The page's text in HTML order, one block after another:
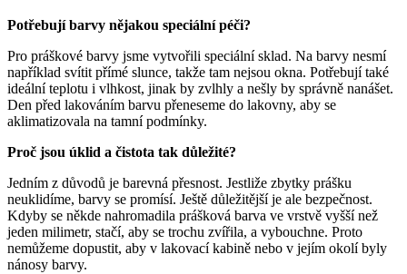
Potřebují barvy nějakou speciální péči?
Pro práškové barvy jsme vytvořili speciální sklad. Na barvy nesmí
například svítit přímé slunce, takže tam nejsou okna. Potřebují také
ideální teplotu i vlhkost, jinak by zvlhly a nešly by správně nanášet.
Den před lakováním barvu přeneseme do lakovny, aby se
aklimatizovala na tamní podmínky.
Proč jsou úklid a čistota tak důležité?
Jedním z důvodů je barevná přesnost. Jestliže zbytky prášku
neuklidíme, barvy se promísí. Ještě důležitější je ale bezpečnost.
Kdyby se někde nahromadila prášková barva ve vrstvě vyšší než
jeden milimetr, stačí, aby se trochu zvířila, a vybouchne. Proto
nemůžeme dopustit, aby v lakovací kabině nebo v jejím okolí byly
nánosy barvy.